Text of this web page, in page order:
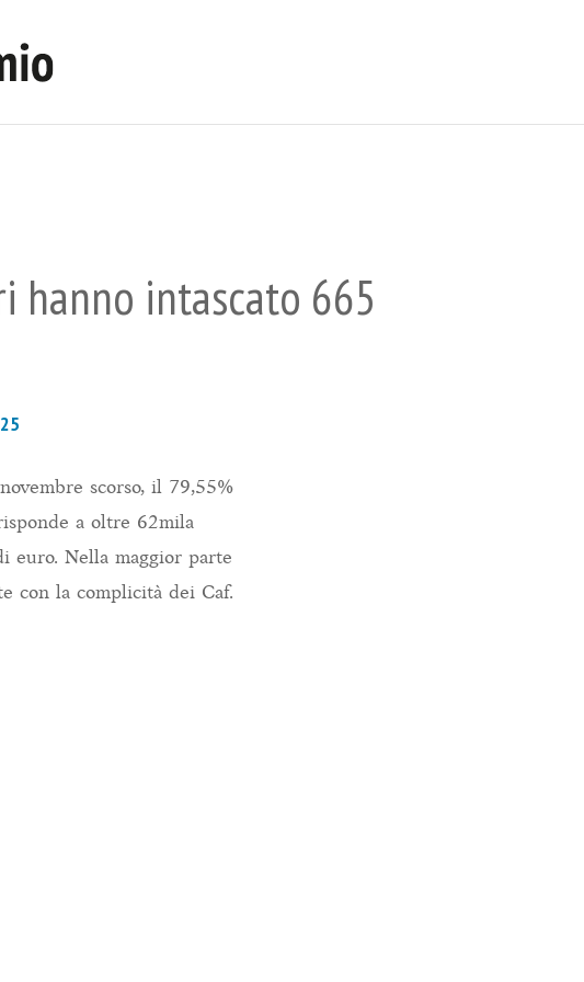
intascato 665
scorso, il 79,55%
a oltre 62mila
Nella maggior parte
con la complicità dei Caf.